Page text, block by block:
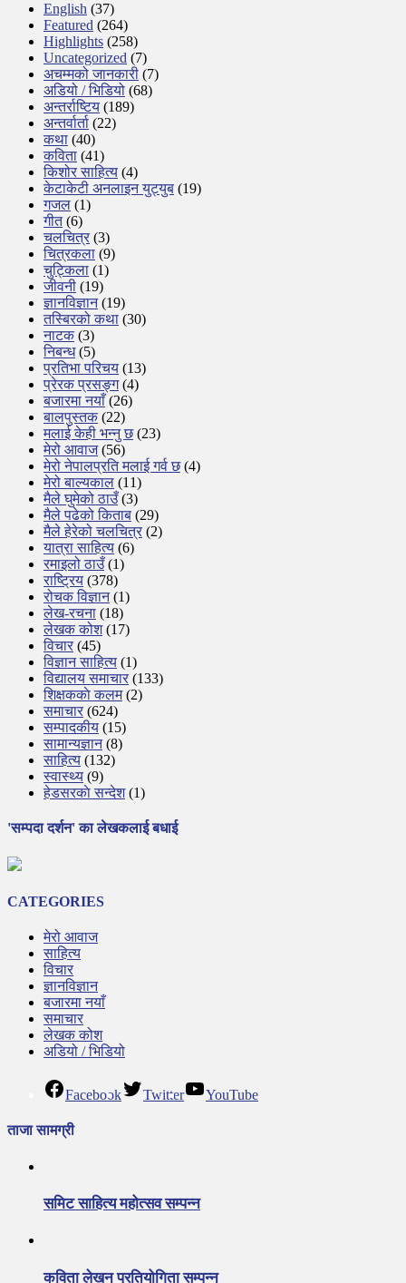
English (37)
Featured (264)
Highlights (258)
Uncategorized (7)
अचम्मको जानकारी (7)
अडियो / भिडियो (68)
अन्तर्राष्टिय (189)
अन्तर्वार्ता (22)
कथा (40)
कविता (41)
किशोर साहित्य (4)
केटाकेटी अनलाइन युट्युब (19)
गजल (1)
गीत(6)
चलचित्र (3)
चित्रकला (9)
चुट्किला (1)
जीवनी (19)
ज्ञानविज्ञान(19)
तस्बिरको कथा (30)
नाटक(3)
निबन्ध(5)
प्रतिभा परिचय (13)
प्रेरक प्रसङ्ग(4)
बजारमा नयाँ(26)
बालपुस्तक(22)
मलाई केही भन्नु छ(23)
मेरो आवाज(56)
मेरो नेपालप्रति मलाई गर्व छ(4)
मेरो बाल्यकाल (11)
मैले घुमेको ठाउँ(3)
मैले पढेको किताब (29)
मैले हेरेको चलचित्र (2)
यात्रा साहित्य (6)
रमाइलो ठाउँ(1)
राष्ट्रिय (378)
रोचक विज्ञान(1)
लेख-रचना (18)
लेखक कोश(17)
विचार (45)
विज्ञान साहित्य (1)
विद्यालय समाचार (133)
शिक्षककाे कलम(2)
समाचार (624)
सम्पादकीय (15)
सामान्यज्ञान(8)
साहित्य (132)
स्वास्थ्य (9)
हेडसरकाे सन्देश(1)
'सम्पदा दर्शन' का लेखकलाई बधाई
CATEGORIES
मेरो आवाज
साहित्य
विचार
ज्ञानविज्ञान
बजारमा नयाँ
समाचार
लेखक कोश
अडियो / भिडियो
Facebook Twitter YouTube
ताजा सामग्री
समिट साहित्य महोत्सव सम्पन्न
कविता लेखन प्रतियोगिता सम्पन्न